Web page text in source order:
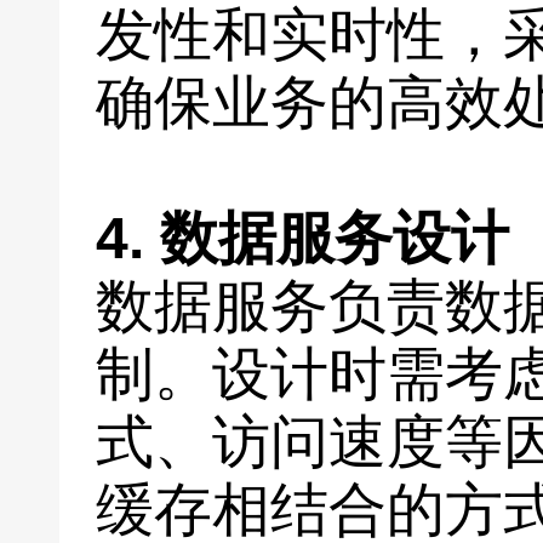
发性和实时性，
确保业务的高效
4. 数据服务设计
数据服务负责数
制。设计时需考
式、访问速度等
缓存相结合的方